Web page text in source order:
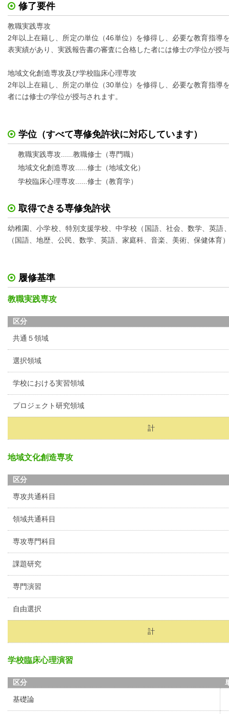
修了要件
教職実践専攻
2年以上在籍し、所定の単位（46単位）を修得し、必要な教育指導
表実績があり、実践報告書の審査に合格した者には修士の学位が授
地域文化創造専攻及び学校臨床心理専攻
2年以上在籍し、所定の単位（30単位）を修得し、必要な教育指導
者には修士の学位が授与されます。
学位（すべて専修免許状に対応しています）
教職実践専攻......教職修士（専門職）
地域文化創造専攻......修士（地域文化）
学校臨床心理専攻......修士（教育学）
取得できる専修免許状
幼稚園、小学校、特別支援学校、中学校（国語、社会、数学、英語
（国語、地歴、公民、数学、英語、家庭科、音楽、美術、保健体育）
履修基準
教職実践専攻
区分
共通５領域
選択領域
学校における実習領域
プロジェクト研究領域
計
地域文化創造専攻
区分
専攻共通科目
領域共通科目
専攻専門科目
課題研究
専門演習
自由選択
計
学校臨床心理演習
区分
基礎論